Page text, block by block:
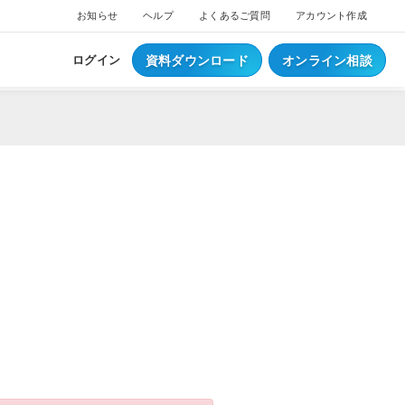
お知らせ ヘルプ よくあるご質問 アカウント作成
ログイン 資料ダウンロード オンライン相談